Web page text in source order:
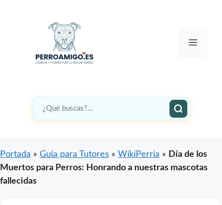
Menú
Portada » Guía para Tutores » WikiPerria » Día de los
Muertos para Perros: Honrando a nuestras mascotas
fallecidas